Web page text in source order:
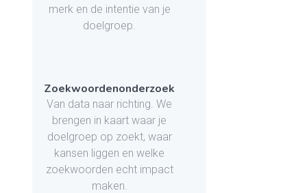
merk en de intentie van je
doelgroep.
Zoekwoordenonderzoek
Van data naar richting. We
brengen in kaart waar je
doelgroep op zoekt, waar
kansen liggen en welke
zoekwoorden echt impact
maken.